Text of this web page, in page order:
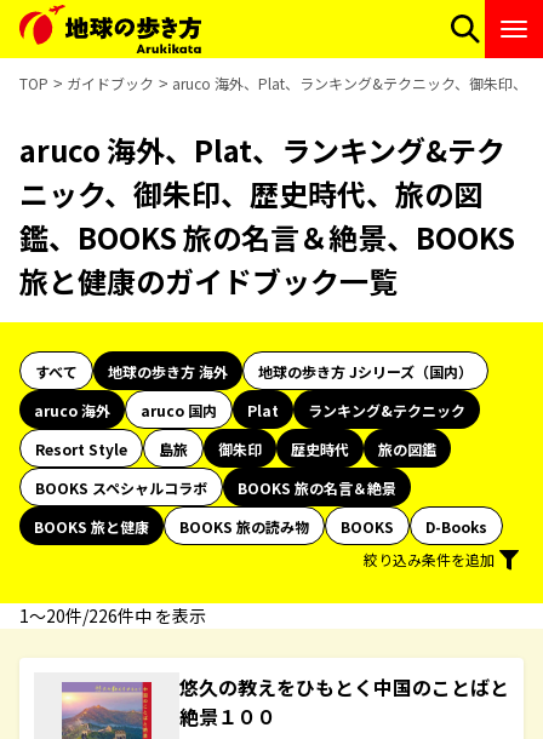
TOP ガイドブック aruco 海外、Plat、ランキング&テクニック、御朱印、
aruco 海外、Plat、ランキング&テク
ニック、御朱印、歴史時代、旅の図
鑑、BOOKS 旅の名言＆絶景、BOOKS
旅と健康のガイドブック一覧
すべて 地球の歩き方 海外
地球の歩き方 Jシリーズ（国内）
aruco 海外
aruco 国内 Plat
ランキング&テクニック
Resort Style
島旅 御朱印 歴史時代
旅の図鑑
BOOKS スペシャルコラボ
BOOKS 旅の名言＆絶景
BOOKS 旅と健康
BOOKS 旅の読み物 BOOKS
D-Books
絞り込み条件を追加
1〜20件/226件中 を表示
悠久の教えをひもとく中国のことばと
絶景１００